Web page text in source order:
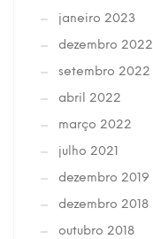
janeiro 2023
dezembro 2022
setembro 2022
abril 2022
março 2022
julho 2021
dezembro 2019
dezembro 2018
outubro 2018